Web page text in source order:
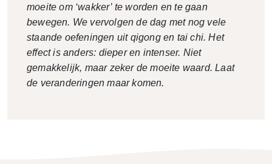
moeite om ‘wakker’ te worden en te gaan
bewegen. We vervolgen de dag met nog vele
staande oefeningen uit qigong en tai chi. Het
effect is anders: dieper en intenser. Niet
gemakkelijk, maar zeker de moeite waard. Laat
de veranderingen maar komen.